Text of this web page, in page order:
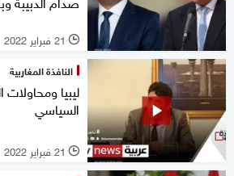
l 21 فبراير 2022
النافذة المغاربية
ليبيا
السياسي
l 21 فبراير 2022